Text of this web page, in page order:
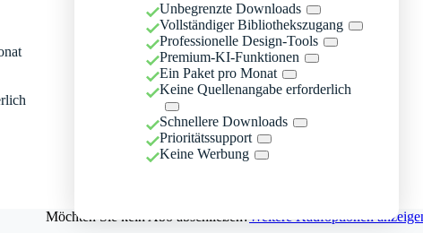
Unbegrenzte Downloads
Vollständiger Bibliothekszugang
Professionelle Design-Tools
Premium-KI-Funktionen
Ein Paket pro Monat
Keine Quellenangabe erforderlich
Schnellere Downloads
Prioritätssupport
Keine Werbung
Möchten Sie kein Abo abschließen?Weitere Kaufoptionen